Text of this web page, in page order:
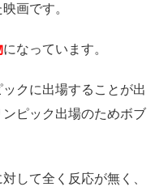
画です。
になっています。
クに出場することが出
ピック出場のためボブ
して全く反応が無く、